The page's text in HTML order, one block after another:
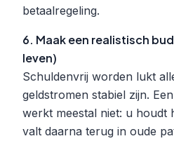
betaalregeling.
6. Maak een realistisch
leven)
Schuldenvrij worden lukt
geldstromen stabiel zijn.
werkt meestal niet: u houdt
valt daarna terug in oude